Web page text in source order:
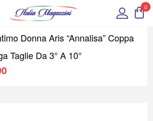
0
Donna Aris “Annalisa” Coppa
Taglie Da 3° A 10°
originale era: €18.00.